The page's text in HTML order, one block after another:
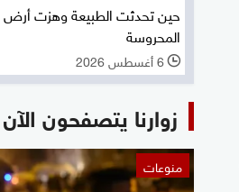
حين تحدثت الطبيعة وهزت أرض
المحروسة
l 6 أغسطس 2026
زوارنا يتصفحون الآن
منوعات